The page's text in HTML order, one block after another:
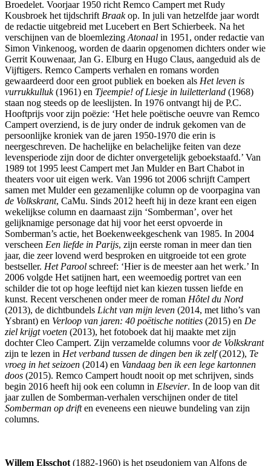
Broedelet. Voorjaar 1950 richt Remco Campert met Rudy
Kousbroek het tijdschrift Braakop. In juli van hetzelfde jaar wordt
de redactie uitgebreid met Lucebert en Bert Schierbeek. Na het
verschijnen van de bloemlezing Atonaal in 1951, onder redactie van
Simon Vinkenoog, worden de daarin opgenomen dichters onder wie
Gerrit Kouwenaar, Jan G. Elburg en Hugo Claus, aangeduid als de
Vijftigers. Remco Camperts verhalen en romans worden
gewaardeerd door een groot publiek en boeken als Het leven is
vurrukkulluk(1961) en Tjeempie! of Liesje in luiletterland (1968)
staan nog steeds op de leeslijsten. In 1976 ontvangt hij de P.C.
Hooftprijs voor zijn poëzie: ‘Het hele poëtische oeuvre van Remco
Campert overziend, is de jury onder de indruk gekomen van de
persoonlijke kroniek van de jaren 1950-1970 die erin is
neergeschreven. De hachelijke en belachelijke feiten van deze
levensperiode zijn door de dichter onvergetelijk geboekstaafd.’ Van
1989 tot 1995 leest Campert met Jan Mulder en Bart Chabot in
theaters voor uit eigen werk. Van 1996 tot 2006 schrijft Campert
samen met Mulder een gezamenlijke column op de voorpagina van
de Volkskrant, CaMu. Sinds 2012 heeft hij in deze krant een eigen
wekelijkse column en daarnaast zijn ‘Somberman’, over het
gelijknamige personage dat hij voor het eerst opvoerde in
Somberman’s actie, het Boekenweekgeschenk van 1985. In 2004
verscheen Een liefde in Parijs, zijn eerste roman in meer dan tien
jaar, die zeer lovend werd besproken en uitgroeide tot een grote
bestseller. Het Parool schreef: ‘Hier is de meester aan het werk.’ In
2006 volgde Het satijnen hart, een weemoedig portret van een
schilder die tot op hoge leeftijd niet kan kiezen tussen liefde en
kunst. Recent verschenen onder meer de roman Hôtel du Nord
(2013), de dichtbundels Licht van mijn leven (2014, met litho’s van
Ysbrant) en Verloop van jaren: 40 poëtische notities (2015) en De
ziel krijgt voeten (2013), het fotoboek dat hij maakte met zijn
dochter Cleo Campert. Zijn verzamelde columns voorde Volkskrant
zijn te lezen in Het verband tussen de dingen ben ik zelf(2012), Te
vroeg in het seizoen (2014) en Vandaag ben ik een lege kartonnen
doos (2015). Remco Campert houdt nooit op met schrijven, sinds
begin 2016 heeft hij ook een column in Elsevier. In de loop van dit
jaar zullen de Somberman-verhalen verschijnen onder de titel
Somberman op driften eveneens een nieuwe bundeling van zijn
columns.
Willem Elsschot (1882-1960) is het pseudoniem van Alfons de